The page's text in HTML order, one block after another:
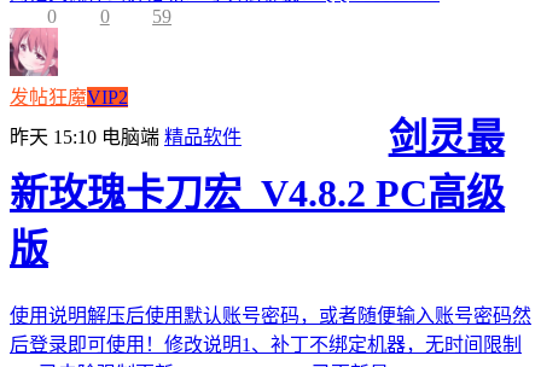
0
0 59
发帖狂魔VIP2
昨天 15:10 电脑端 精品软件
剑灵最
新玫瑰卡刀宏_V4.8.2 PC高级
版
使用说明解压后使用默认账号密码，或者随便输入账号密码然
后登录即可使用！修改说明1、补丁不绑定机器，无时间限制